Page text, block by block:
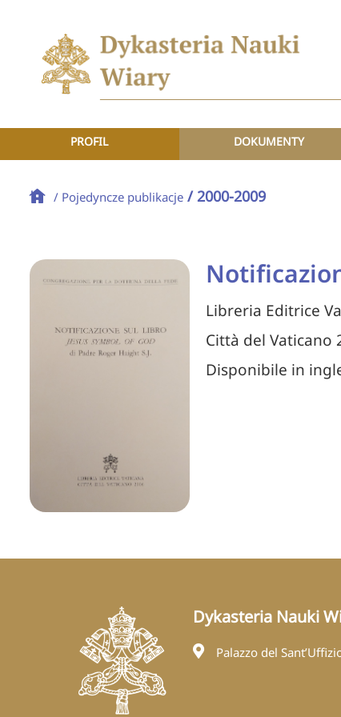
PROFIL DOKUMENTY
/ Pojedyncze publikacje / 2000-2009
Libreria Editrice
Città del Vaticano
Disponibile in
Dykasteria Nauki
Palazzo del